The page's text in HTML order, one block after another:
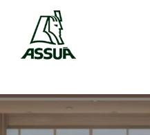
Skip to content